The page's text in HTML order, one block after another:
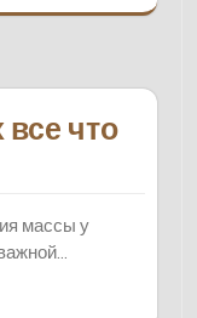
что
массы у